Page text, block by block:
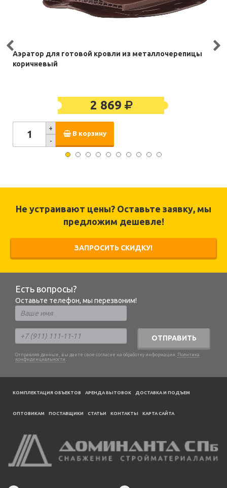
Аэратор для готовой кровли из металлочерепицы
коричневый
2 869
+
-
В корзину
Не устраивают цены? Оставьте заявку, мы
предложим дешевле!
ЗАПРОСИТЬ СКИДКУ!
Есть вопросы?
Оставьте телефон, мы перезвоним!
ОТПРАВИТЬ
Отправляя данные, вы даете свое согласие на обработку информации. Политика
конфиденциальности .
КОМПЛЕКТАЦИЯ ОБЪЕКТОВ АРЕНДА БЫТОВОК ДОСТАВКА И ПОДЪЕМ
ОПТОВИКАМ ПОСТАВЩИКИ CТАТЬИ КОНТАКТЫ КАРТА САЙТА